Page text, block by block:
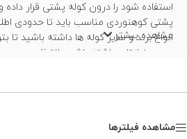
استفاده شود را درون کوله پشتی قرار
پشتی کوهنوردی مناسب باید تا حدودی
انواع برند و سایز کوله ها داشته باشید تا
حسب نیازتان داشته باشید. انتخاب صحیح
مشاهده بیشتر
مشاهده فیلترها